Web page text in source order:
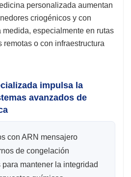
personalizada aumentan
criogénicos y con
especialmente en rutas
remotas o con infraestructura
impulsa la
avanzados de
con ARN mensajero
de congelación
mantener la integridad